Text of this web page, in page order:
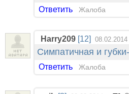
Ответить Жалоба
Harry209 [12] 08.02.2014
Симпатичная и
Ответить Жалоба